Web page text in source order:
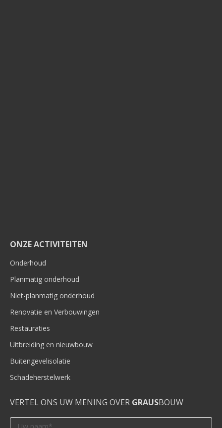
ONZE ACTIVITEITEN
Onderhoud
Planmatig onderhoud
Niet-planmatig onderhoud
Renovatie en Verbouwingen
Restauraties
Uitbreiding en nieuwbouw
Buitengevelisolatie
Schadeherstelwerk
VERTEL ONS UW MENING OVER GRAUSBOUW